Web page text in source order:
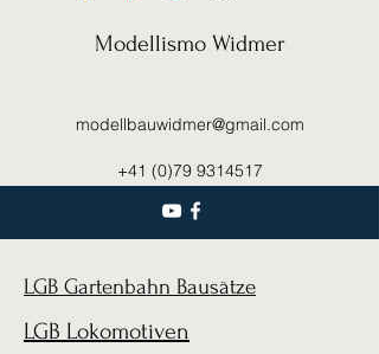
Modellismo Widmer
modellbauwidmer@gmail.com
+41 (0)79 9314517
LGB Gartenbahn Bausätze
LGB Lokomotiven